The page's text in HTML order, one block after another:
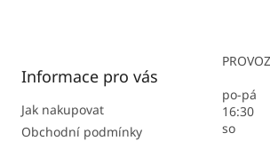
Informace pro vás
Jak nakupovat
Obchodní podmínky
po-pá
16:30
so